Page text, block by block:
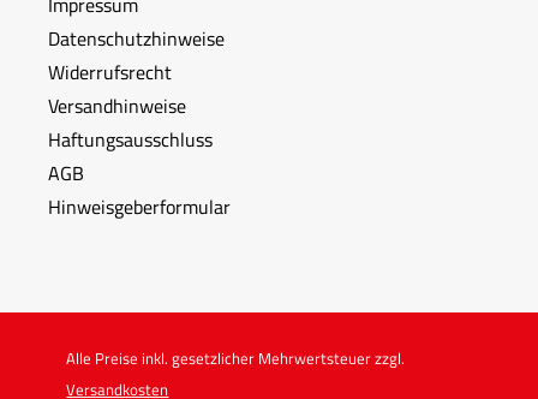
Datenschutzhinweise
Widerrufsrecht
Versandhinweise
Haftungsausschluss
AGB
Hinweisgeberformular
Alle Preise inkl. gesetzlicher Mehrwertsteuer zzgl.
Versandkosten